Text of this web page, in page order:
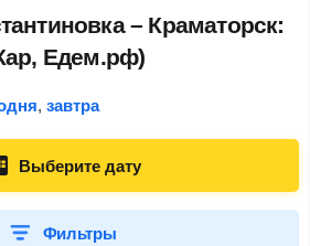
– Краматорск:
Едем.рф)
, завтра
Выберите дату
Фильтры